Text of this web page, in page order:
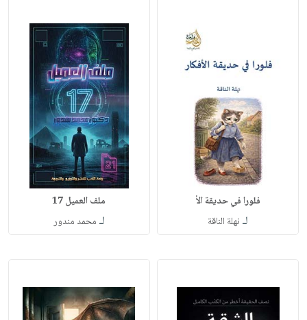
فلورا في حديقة الأ
لـ نهلة الناقة
ملف العميل 17
لـ محمد مندور